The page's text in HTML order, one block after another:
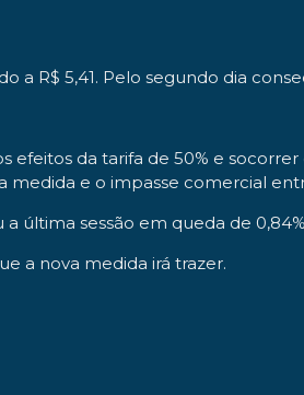
R$ 5,41. Pelo segundo dia
efeitos da tarifa de 50% e
e o impasse comercial
última sessão em queda de
a nova medida irá trazer.